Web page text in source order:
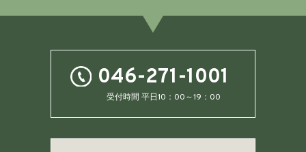
046-271-1001
受付時間 平日10：00～19：00